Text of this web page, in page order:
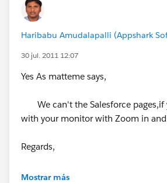
Haribabu Amudalapalli (Appshark
30 jul. 2011 12:07
Yes As matteme says,
We can't the Salesforce pages,if
with your monitor with Zoom in
Regards,
Haribabu Amudalapalli
Mostrar más